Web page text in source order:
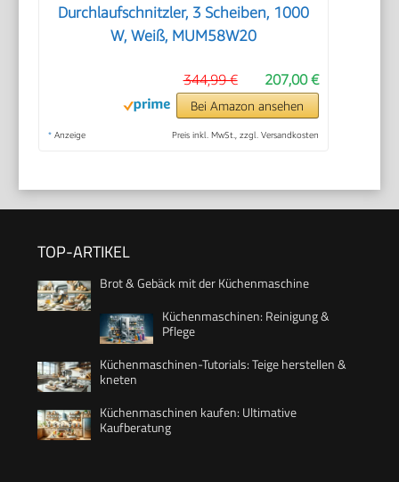
Durchlaufschnitzler, 3 Scheiben, 1000
W, Weiß, MUM58W20
207,00 €
344,99 €
Bei Amazon ansehen
* Anzeige Preis inkl. MwSt., zzgl. Versandkosten
TOP-ARTIKEL
Brot & Gebäck mit der Küchenmaschine
Küchenmaschinen: Reinigung &
Pflege
Küchenmaschinen-Tutorials: Teige herstellen &
kneten
Küchenmaschinen kaufen: Ultimative
Kaufberatung